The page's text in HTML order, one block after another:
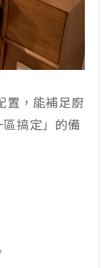
置，能補足廚
搞定」的備